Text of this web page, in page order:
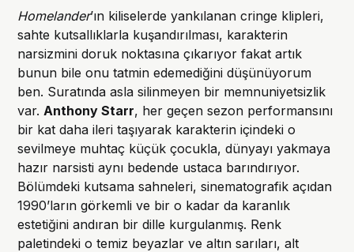
Homelander’ın kiliselerde yankılanan cringe klipleri,
sahte kutsallıklarla kuşandırılması, karakterin
narsizmini doruk noktasına çıkarıyor fakat artık
bunun bile onu tatmin edemediğini düşünüyorum
ben. Suratında asla silinmeyen bir memnuniyetsizlik
var. Anthony Starr, her geçen sezon performansını
bir kat daha ileri taşıyarak karakterin içindeki o
sevilmeye muhtaç küçük çocukla, dünyayı yakmaya
hazır narsisti aynı bedende ustaca barındırıyor.
Bölümdeki kutsama sahneleri, sinematografik açıdan
1990’ların görkemli ve bir o kadar da karanlık
estetiğini andıran bir dille kurgulanmış. Renk
paletindeki o temiz beyazlar ve altın sarıları, alt